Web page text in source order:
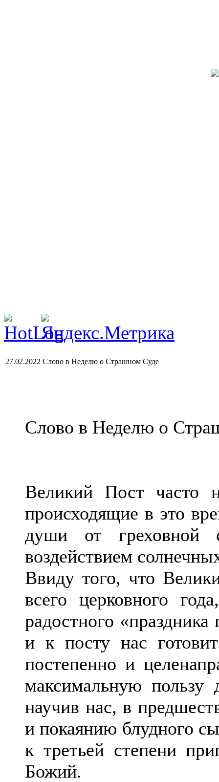
27.02.2022 Слово в Неделю о Страшном Суде
Слово в Неделю о
Великий Пост часто
происходящие в это
души от греховной
воздействием
Ввиду того, что
всего церковного
радостного
и к посту нас
постепенно и
максимальную
научив нас, в
и покаянию блудного
к третьей степени
Божий.